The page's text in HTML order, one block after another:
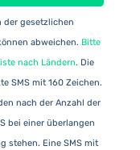
der gesetzlichen
abweichen. Bitte
nach Ländern. Die
SMS mit 160 Zeichen.
nach der Anzahl der
bei einer überlangen
stehen. Eine SMS mit